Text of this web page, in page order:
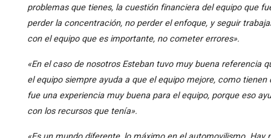
problemas que tienes, la cuestión financiera del equipo que
perder la concentración, no perder el enfoque, y seguir
con el equipo que es importante, no cometer errores».
«En el caso de nosotros Esteban tuvo muy buena referencia
el equipo siempre ayuda a que el equipo mejore, como
fue una experiencia muy buena para el equipo, porque eso
con los recursos que tenía».